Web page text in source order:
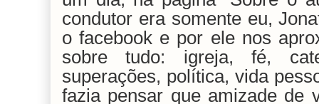
condutor era somente eu,
o facebook e por ele nos
sobre tudo: igreja, fé,
superações, política, vida
fazia pensar que amizade de